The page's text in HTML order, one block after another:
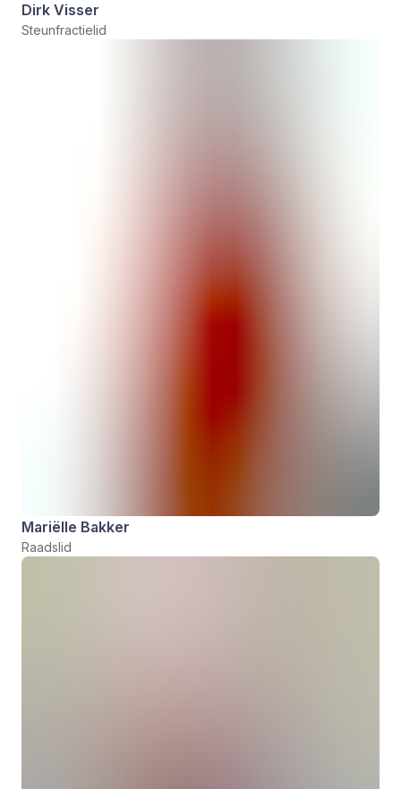
Dirk Visser
Steunfractielid
Mariëlle Bakker
Raadslid